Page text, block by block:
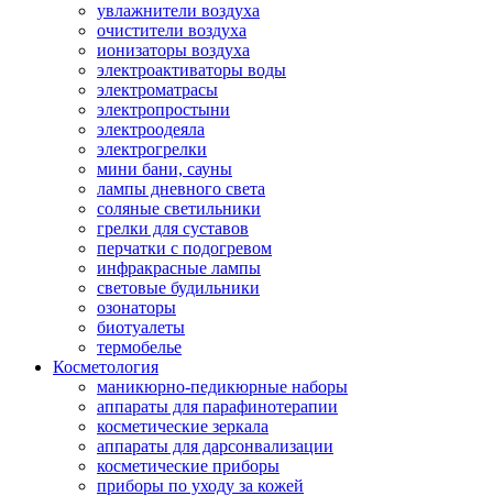
увлажнители воздуха
очистители воздуха
ионизаторы воздуха
электроактиваторы воды
электроматрасы
электропростыни
электроодеяла
электрогрелки
мини бани, сауны
лампы дневного света
соляные светильники
грелки для суставов
перчатки с подогревом
инфракрасные лампы
световые будильники
озонаторы
биотуалеты
термобелье
Косметология
маникюрно-педикюрные наборы
аппараты для парафинотерапии
косметические зеркала
аппараты для дарсонвализации
косметические приборы
приборы по уходу за кожей